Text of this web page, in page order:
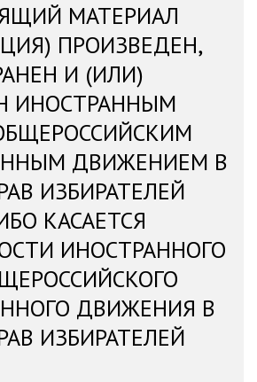
МАТЕРИАЛ
ПРОИЗВЕДЕН,
И (ИЛИ)
ИНОСТРАННЫМ
ДВИЖЕНИЕМ В
ИЗБИРАТЕЛЕЙ
КАСАЕТСЯ
ИНОСТРАННОГО
ДВИЖЕНИЯ В
ИЗБИРАТЕЛЕЙ